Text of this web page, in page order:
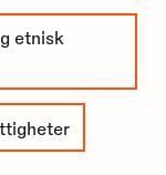
etnisk